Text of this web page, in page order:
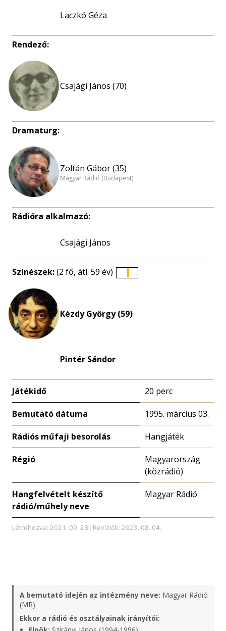
Laczkó Géza
Rendező:
Csajági János (70)
Dramaturg:
Zoltán Gábor (35)
Magyar Rádió (Budapest)
Rádióra alkalmazó:
Csajági János
Színészek:(2 fő, átl. 59 év)
Kézdy György (59)
Pintér Sándor
Játékidő 20 perc
Bemutató dátuma 1995. március 03.
Rádiós műfaji besorolás Hangjáték
Régió
Magyarország
(közrádió)
Hangfelvételt készítő
rádió/műhely neve
Magyar Rádió
Létrehozva: 2021. 09. 28.; Revíziók: 2023. 08. 04.
A bemutató idején az intézmény neve: Magyar Rádió
(MR)
Ekkor a rádió és osztályainak irányítói: